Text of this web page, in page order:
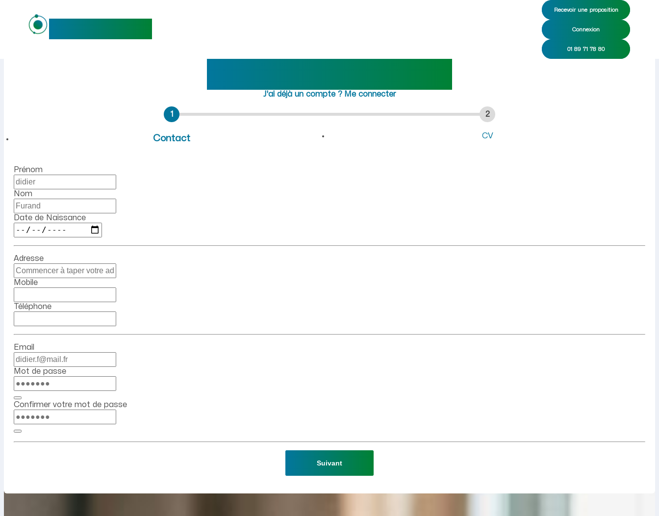
Recevoir une proposition
Connexion
01 89 71 78 80
Emploi à Montgobert (Aisne) : recrutement femme de ménage CDI/CDD
Rejoindre maideoàMontgobert
J'ai déjà un compte ? Me connecter
1
Contact
2
CV
Prénom
Nom
Date de Naissance
Adresse
Mobile
Téléphone
Email
Mot de passe
Confirmer votre mot de passe
Suivant